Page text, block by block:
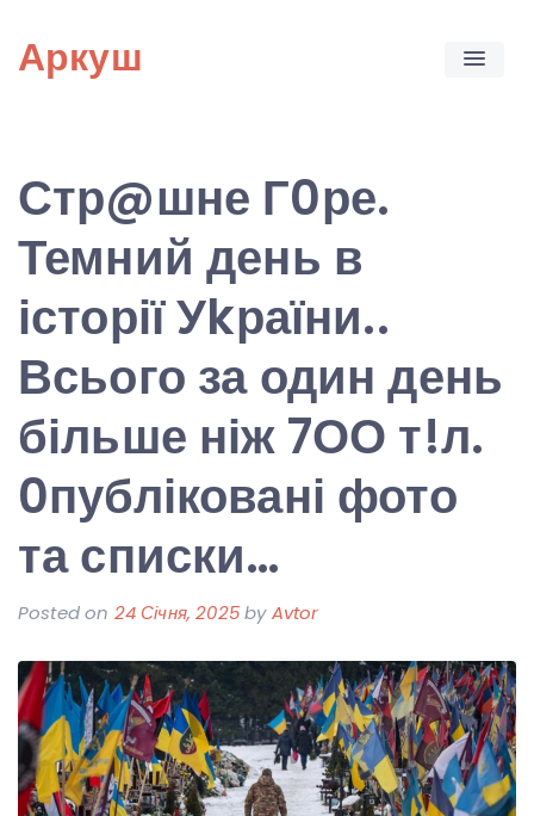
content
Аркуш
Стр@шне Г0ре.
Темний день в
історії Уkраїни..
Всього за один день
більше ніж 7ОО т!л.
0публіковані фото
та списки…
Posted on 24 Січня, 2025byAvtor